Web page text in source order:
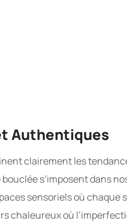
Authentiques
clairement les
s’imposent dans
sensoriels où chaque
chaleureux où